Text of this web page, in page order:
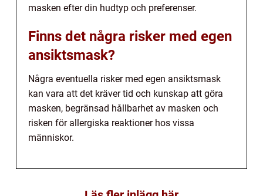
masken efter din hudtyp och preferenser.
Finns det några risker med egen
ansiktsmask?
Några eventuella risker med egen ansiktsmask
kan vara att det kräver tid och kunskap att göra
masken, begränsad hållbarhet av masken och
risken för allergiska reaktioner hos vissa
människor.